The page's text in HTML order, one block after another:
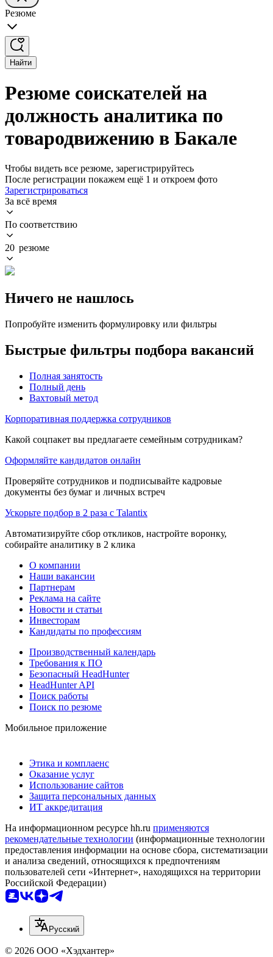
Резюме
Найти
Резюме соискателей на
должность аналитика по
товародвижению в Бакале
Чтобы видеть все резюме, зарегистрируйтесь
После регистрации покажем ещё 1 и откроем фото
Зарегистрироваться
За всё время
По соответствию
20 резюме
Ничего не нашлось
Попробуйте изменить формулировку или фильтры
Быстрые фильтры подбора вакансий
Полная занятость
Полный день
Вахтовый метод
Корпоративная поддержка сотрудников
Какой соцпакет вы предлагаете семейным сотрудникам?
Оформляйте кандидатов онлайн
Проверяйте сотрудников и подписывайте кадровые
документы без бумаг и личных встреч
Ускорьте подбор в 2 раза с Talantix
Автоматизируйте сбор откликов, настройте воронку,
собирайте аналитику в 2 клика
О компании
Наши вакансии
Партнерам
Реклама на сайте
Новости и статьи
Инвесторам
Кандидаты по профессиям
Производственный календарь
Требования к ПО
Безопасный HeadHunter
HeadHunter API
Поиск работы
Поиск по резюме
Мобильное приложение
Этика и комплаенс
Оказание услуг
Использование сайтов
Защита персональных данных
ИТ аккредитация
На информационном ресурсе hh.ru применяются
рекомендательные технологии (информационные технологии
предоставления информации на основе сбора, систематизации
и анализа сведений, относящихся к предпочтениям
пользователей сети «Интернет», находящихся на территории
Российской Федерации)
Русский
© 2026 ООО «Хэдхантер»